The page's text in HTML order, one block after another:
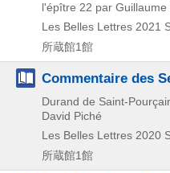
l'épître 22 par Guillaume
Les Belles Lettres 2021
所蔵館1館
Commentaire des
Durand de Saint-
David Piché
Les Belles Lettres 2020
所蔵館1館